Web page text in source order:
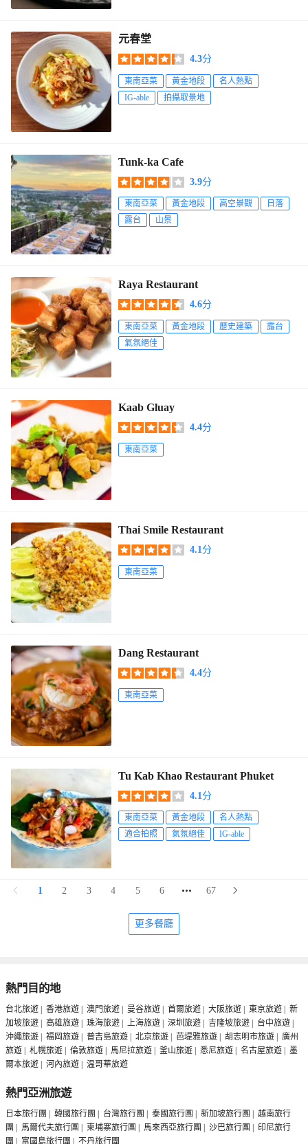
元春堂
4.3分
東南亞菜 黃金地段
名人熱點
IG-able
拍攝取景地
Tunk-ka Cafe
3.9分
東南亞菜 黃金地段 高空景觀
日落
露台
山景
Raya Restaurant
4.6分
東南亞菜 黃金地段 歷史建築
露台
氣氛絕佳
Kaab Gluay
4.4分
東南亞菜
Thai Smile Restaurant
4.1分
東南亞菜
Dang Restaurant
4.4分
東南亞菜
Tu Kab Khao Restaurant Phuket
4.1分
東南亞菜 黃金地段
名人熱點
適合拍照
氣氛絕佳 IG-able
1 2 3 4 5 6 67
更多餐廳
熱門目的地
台北旅遊 香港旅遊 澳門旅遊 曼谷旅遊 首爾旅遊 大阪旅遊 東京旅遊
新
加坡旅遊
高雄旅遊 珠海旅遊 上海旅遊 深圳旅遊 吉隆坡旅遊 台中旅遊
沖繩旅遊
福岡旅遊 普吉島旅遊 北京旅遊 芭堤雅旅遊 胡志明市旅遊
廣州
旅遊
札幌旅遊 倫敦旅遊 馬尼拉旅遊 釜山旅遊 悉尼旅遊 名古屋旅遊
墨
爾本旅遊
河內旅遊 温哥華旅遊
熱門亞洲旅遊
日本旅行團 韓國旅行團 台灣旅行團 泰國旅行團 新加坡旅行團
越南旅行
團
馬爾代夫旅行團 柬埔寨旅行團 馬來西亞旅行團 沙巴旅行團
印尼旅行
團
富國島旅行團 不丹旅行團